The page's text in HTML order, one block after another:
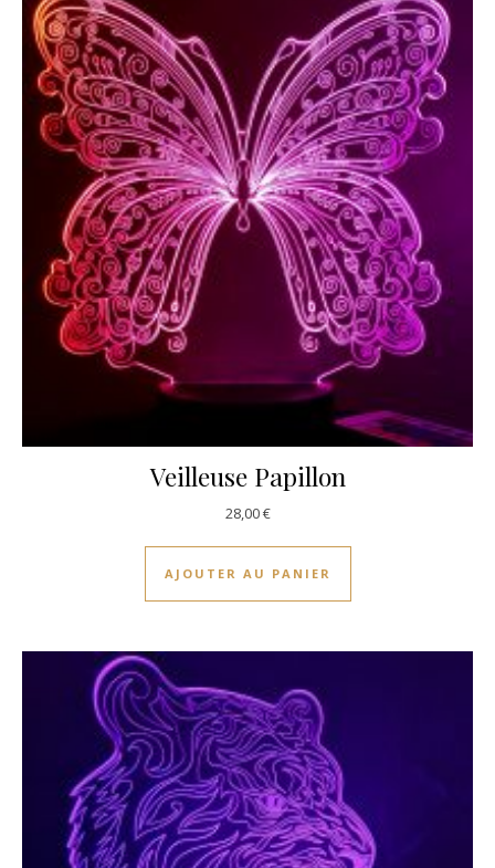
Veilleuse Papillon
28,00€
AJOUTER AU PANIER